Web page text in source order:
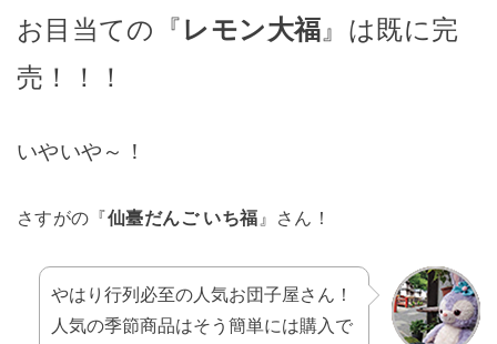
お目当ての『レモン大福 』は既に完
売！！！
いやいや～！
さすがの『仙臺だんご いち福 』さん！
やはり行列必至の人気お団子屋さん！
人気の季節商品はそう簡単には購入で